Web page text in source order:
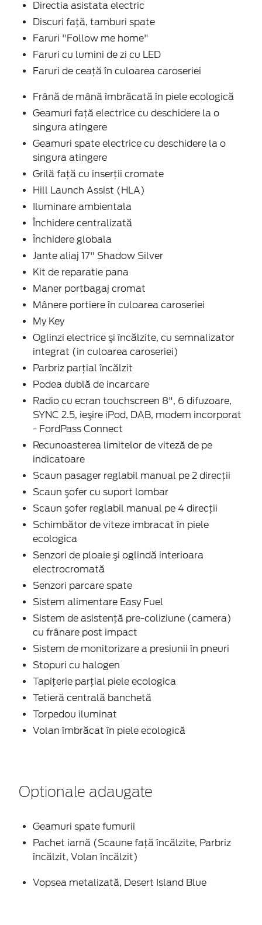
Directia asistata electric
Discuri faţă, tamburi spate
Faruri "Follow me home"
Faruri cu lumini de zi cu LED
Faruri de ceaţă în culoarea caroseriei
Frână de mână îmbrăcată în piele ecologică
Geamuri faţă electrice cu deschidere la o
singura atingere
Geamuri spate electrice cu deschidere la o
singura atingere
Grilă faţă cu inserţii cromate
Hill Launch Assist (HLA)
Iluminare ambientala
Închidere centralizată
Închidere globala
Jante aliaj 17" Shadow Silver
Kit de reparatie pana
Maner portbagaj cromat
Mânere portiere în culoarea caroseriei
My Key
Oglinzi electrice şi încălzite, cu semnalizator
integrat (in culoarea caroseriei)
Parbriz parţial încălzit
Podea dublă de incarcare
Radio cu ecran touchscreen 8", 6 difuzoare,
SYNC 2.5, ieşire iPod, DAB, modem incorporat
- FordPass Connect
Recunoasterea limitelor de viteză de pe
indicatoare
Scaun pasager reglabil manual pe 2 direcţii
Scaun şofer cu suport lombar
Scaun şofer reglabil manual pe 4 direcţii
Schimbător de viteze imbracat în piele
ecologica
Senzori de ploaie şi oglindă interioara
electrocromată
Senzori parcare spate
Sistem alimentare Easy Fuel
Sistem de asistenţă pre-coliziune (camera)
cu frânare post impact
Sistem de monitorizare a presiunii în pneuri
Stopuri cu halogen
Tapiţerie parţial piele ecologica
Tetieră centrală banchetă
Torpedou iluminat
Volan îmbrăcat în piele ecologică
Optionale adaugate
Geamuri spate fumurii
Pachet iarnă (Scaune faţă încălzite, Parbriz
încălzit, Volan încălzit)
Vopsea metalizată, Desert Island Blue